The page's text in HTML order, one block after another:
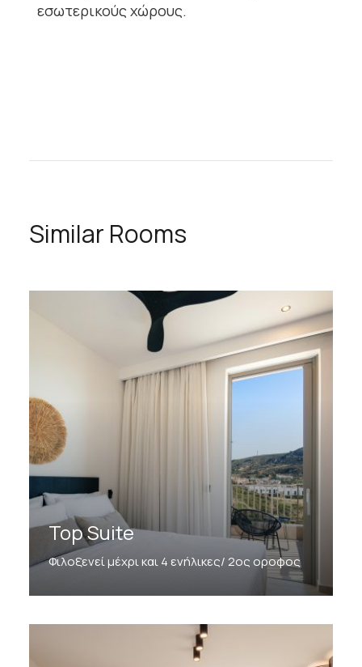
εσωτερικούς χώρους.
Similar Rooms
Τοp Suite
Φιλοξενεί μέχρι και 4 ενήλικες/ 2ος οροφος
Discover More